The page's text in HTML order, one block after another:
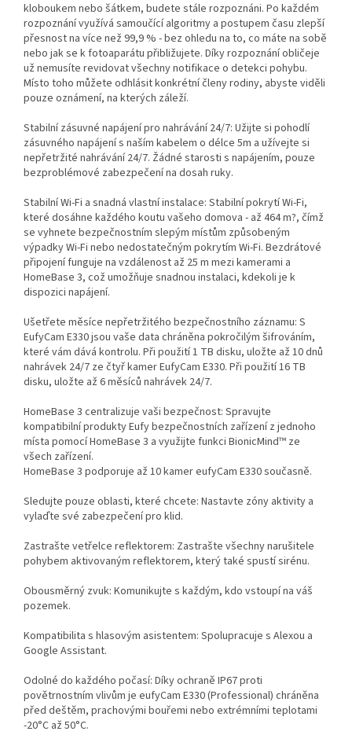
kloboukem nebo šátkem, budete stále rozpoznáni. Po každém
rozpoznání využívá samoučící algoritmy a postupem času zlepší
přesnost na více než 99,9 % - bez ohledu na to, co máte na sobě
nebo jak se k fotoaparátu přibližujete. Díky rozpoznání obličeje
už nemusíte revidovat všechny notifikace o detekci pohybu.
Místo toho můžete odhlásit konkrétní členy rodiny, abyste viděli
pouze oznámení, na kterých záleží.
Stabilní zásuvné napájení pro nahrávání 24/7: Užijte si pohodlí
zásuvného napájení s naším kabelem o délce 5m a užívejte si
nepřetržité nahrávání 24/7. Žádné starosti s napájením, pouze
bezproblémové zabezpečení na dosah ruky.
Stabilní Wi-Fi a snadná vlastní instalace: Stabilní pokrytí Wi-Fi,
které dosáhne každého koutu vašeho domova - až 464 m?, čímž
se vyhnete bezpečnostním slepým místům způsobeným
výpadky Wi-Fi nebo nedostatečným pokrytím Wi-Fi. Bezdrátové
připojení funguje na vzdálenost až 25 m mezi kamerami a
HomeBase 3, což umožňuje snadnou instalaci, kdekoli je k
dispozici napájení.
Ušetřete měsíce nepřetržitého bezpečnostního záznamu: S
EufyCam E330 jsou vaše data chráněna pokročilým šifrováním,
které vám dává kontrolu. Při použití 1 TB disku, uložte až 10 dnů
nahrávek 24/7 ze čtyř kamer EufyCam E330. Při použití 16 TB
disku, uložte až 6 měsíců nahrávek 24/7.
HomeBase 3 centralizuje vaši bezpečnost: Spravujte
kompatibilní produkty Eufy bezpečnostních zařízení z jednoho
místa pomocí HomeBase 3 a využijte funkci BionicMind™ ze
všech zařízení.
HomeBase 3 podporuje až 10 kamer eufyCam E330 současně.
Sledujte pouze oblasti, které chcete: Nastavte zóny aktivity a
vylaďte své zabezpečení pro klid.
Zastrašte vetřelce reflektorem: Zastrašte všechny narušitele
pohybem aktivovaným reflektorem, který také spustí sirénu.
Obousměrný zvuk: Komunikujte s každým, kdo vstoupí na váš
pozemek.
Kompatibilita s hlasovým asistentem: Spolupracuje s Alexou a
Google Assistant.
Odolné do každého počasí: Díky ochraně IP67 proti
povětrnostním vlivům je eufyCam E330 (Professional) chráněna
před deštěm, prachovými bouřemi nebo extrémními teplotami
-20°C až 50°C.